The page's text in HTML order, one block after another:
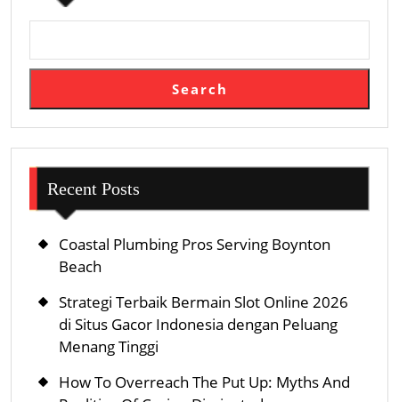
Search
Recent Posts
Coastal Plumbing Pros Serving Boynton
Beach
Strategi Terbaik Bermain Slot Online 2026
di Situs Gacor Indonesia dengan Peluang
Menang Tinggi
How To Overreach The Put Up: Myths And